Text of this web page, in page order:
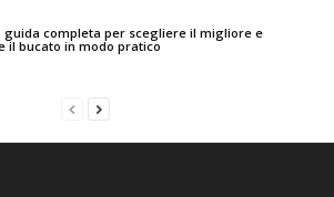
guida completa per scegliere il migliore e
il bucato in modo pratico